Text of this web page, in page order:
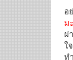
อ
ม
ผ่
ใ
ท